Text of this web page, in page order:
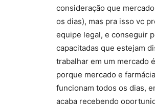
consideração que
os dias), mas pra isso vc
equipe legal, e conseguir
capacitadas que estejam
trabalhar em um mercado
porque mercado e
funcionam todos os dias,
acaba recebendo